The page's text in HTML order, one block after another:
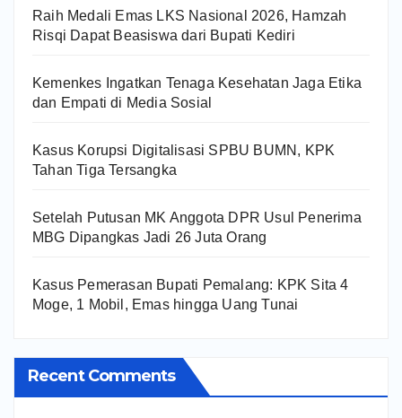
Raih Medali Emas LKS Nasional 2026, Hamzah
Risqi Dapat Beasiswa dari Bupati Kediri
Kemenkes Ingatkan Tenaga Kesehatan Jaga Etika
dan Empati di Media Sosial
Kasus Korupsi Digitalisasi SPBU BUMN, KPK
Tahan Tiga Tersangka
Setelah Putusan MK Anggota DPR Usul Penerima
MBG Dipangkas Jadi 26 Juta Orang
Kasus Pemerasan Bupati Pemalang: KPK Sita 4
Moge, 1 Mobil, Emas hingga Uang Tunai
Recent Comments